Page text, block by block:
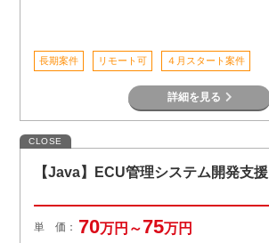
長期案件 リモート可 ４月スタート案件
詳細を見る
CLOSE
【Java】ECU管理システム開発支援
単 価： 70万円～75万円